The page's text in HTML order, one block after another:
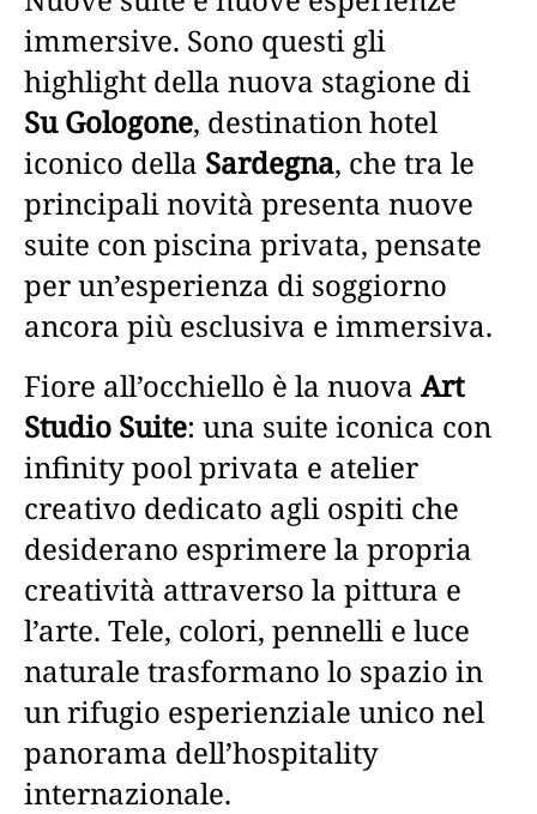
immersive. Sono questi gli
highlight della nuova stagione di
Su Gologone, destination hotel
iconico della Sardegna, che tra le
principali novità presenta nuove
suite con piscina privata, pensate
per un’esperienza di soggiorno
ancora più esclusiva e immersiva.
Fiore all’occhiello è la nuova Art
Studio Suite: una suite iconica con
infinity pool privata e atelier
creativo dedicato agli ospiti che
desiderano esprimere la propria
creatività attraverso la pittura e
l’arte. Tele, colori, pennelli e luce
naturale trasformano lo spazio in
un rifugio esperienziale unico nel
panorama dell’hospitality
internazionale.